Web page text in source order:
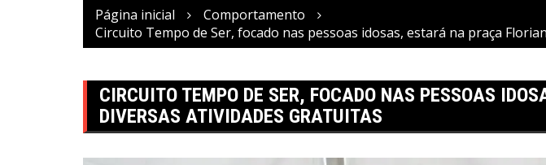
Página inicial
Comportamento
Circuito Tempo de Ser, focado nas pessoas idosas, estará na praça
CIRCUITO TEMPO DE SER, FOCADO NAS PESSOAS
DIVERSAS ATIVIDADES GRATUITAS